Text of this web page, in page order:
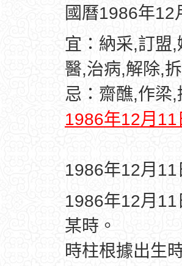
國曆1986年12
宜：納采,訂盟
醫,治病,解除,
忌：齋醮,作梁
1986年12月
1986年12月
1986年12月
某時。
時柱根據出生